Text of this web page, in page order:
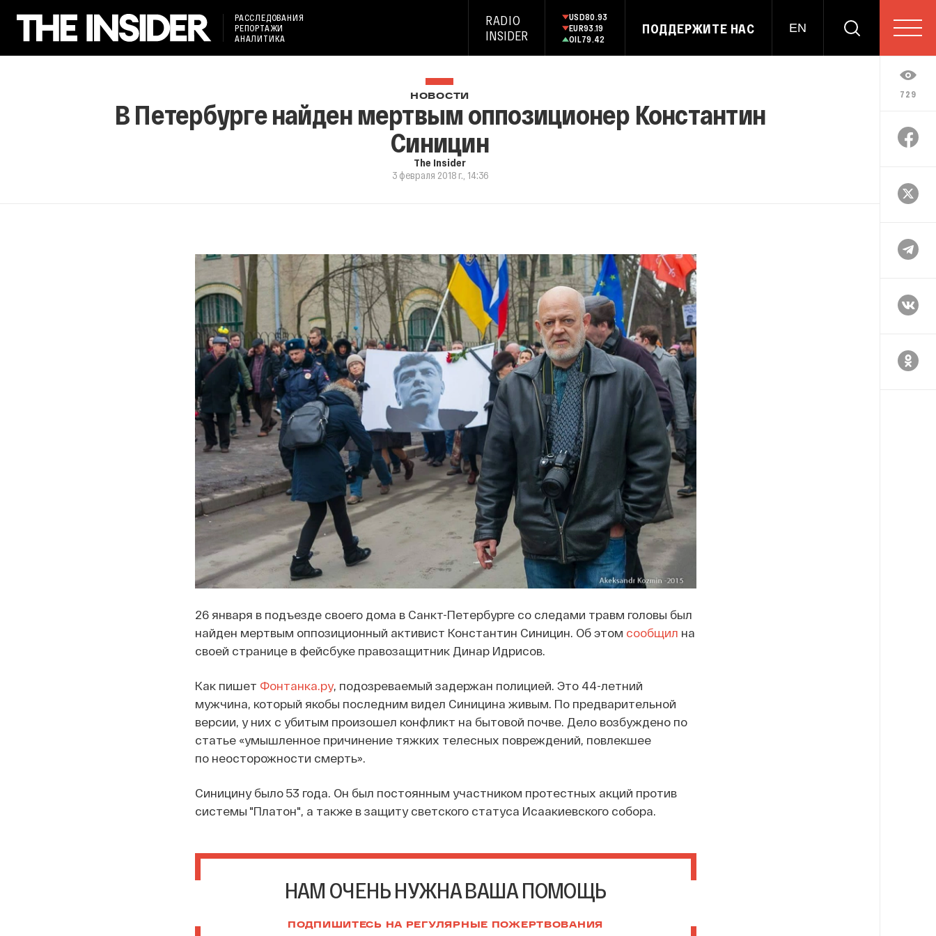
РАССЛЕДОВАНИЯ
РЕПОРТАЖИ
АНАЛИТИКА
RADIO
INSIDER
USD80.93
EUR93.19
OIL79.42
ПОДДЕРЖИТЕ НАС EN
729
НОВОСТИ
В Петербурге найден мертвым оппозиционер Константин
Синицин
The Insider
3 февраля 2018 г., 14:36
26 января в подъезде своего дома в Санкт-Петербурге со следами травм головы был
найден мертвым оппозиционный активист Константин Синицин. Об этом сообщил на
своей странице в фейсбуке правозащитник Динар Идрисов.
Как пишет Фонтанка.ру, подозреваемый задержан полицией. Это 44-летний
мужчина, который якобы последним видел Синицина живым. По предварительной
версии, у них с убитым произошел конфликт на бытовой почве. Дело возбуждено по
статье «умышленное причинение тяжких телесных повреждений, повлекшее
по неосторожности смерть».
Синицину было 53 года. Он был постоянным участником протестных акций против
системы "Платон", а также в защиту светского статуса Исаакиевского собора.
НАМ ОЧЕНЬ НУЖНА ВАША ПОМОЩЬ
ПОДПИШИТЕСЬ НА РЕГУЛЯРНЫЕ ПОЖЕРТВОВАНИЯ